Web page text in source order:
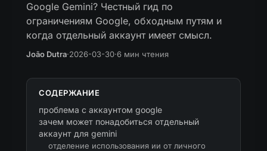
Google Gemini? Честный гид по
ограничениям Google, обходным путям и
когда отдельный аккаунт имеет смысл.
João Dutra·2026-03-30·6 мин чтения
СОДЕРЖАНИЕ
проблема с аккаунтом google
зачем может понадобиться отдельный
аккаунт для gemini
отделение использования ии от личного